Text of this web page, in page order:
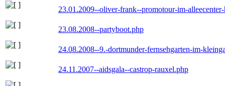
23.01.2009--oliver-frank--promotour-im-
23.08.2008--partyboot.php
24.08.2008--9.-dortmunder-fernsehgarten-im-
24.11.2007--aidsgala--castrop-rauxel.php